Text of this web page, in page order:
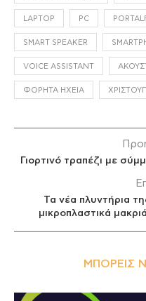
LAPTOP PC
SMART SPEAKER
VOICE ASSISTANT
ΦΟΡΗΤΆ ΗΧΕΊΑ
Γιορτινό τραπέζι με
Τα νέα πλυντήρια
μικροπλαστικά
ΜΠΟΡΕΊΣ